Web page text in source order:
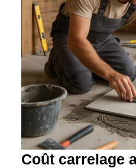
Coût carrelage